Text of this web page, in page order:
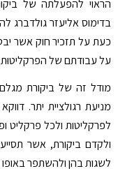
הראוי להפעלתה של
בדימוס אליעזר גולדברג
כעת על תזכיר חוק אשר
על עבודתם של
מודל זה של ביקורת מגלם
מניעת רגולציית יתר.
לפרקליטות ולכל פרקליט
ולקדם ביקורת, אשר
לשגות בהן ולהשתפר